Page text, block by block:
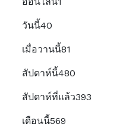
วันนี้40
เมื่อวานนี้81
สัปดาห์นี้480
สัปดาห์ที่แล้ว393
เดือนนี้569